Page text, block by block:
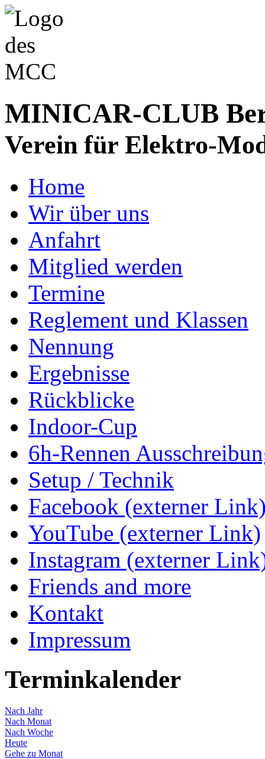
MINICAR-CLUB
Verein für Elektro-
Home
Wir über uns
Anfahrt
Mitglied werden
Termine
Reglement und Klassen
Nennung
Ergebnisse
Rückblicke
Indoor-Cup
6h-Rennen
Setup / Technik
Facebook (externer
YouTube (externer Link)
Instagram (externer
Friends and more
Kontakt
Impressum
Terminkalender
Nach Jahr
Nach Monat
Nach Woche
Heute
Gehe zu Monat